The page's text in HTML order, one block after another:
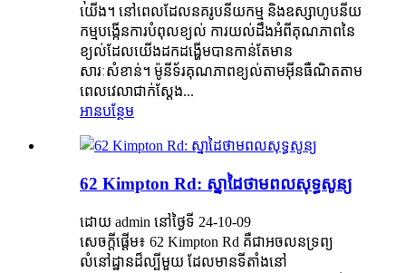
យើង។ នៅពេលដែលនគរូបនីយកម្ម និងឧស្សាហូបនីយ
កម្មបង្កើនការបំពុលខ្យល់ ការយល់ដឹងអំពីគុណភាពនៃ
ខ្យល់ដែលយើងដកដង្ហើមបានកាន់តែមាន
សារៈសំខាន់។ ម៉ូនីទ័រគុណភាពខ្យល់តាមអ៊ីនធឺណិតតាម
ពេលវេលាជាក់ស្តែង...
អានបន្ថែម
62 Kimpton Rd: ស្នាដៃថាមពលសុទ្ធសូន្យ
ដោយ admin នៅថ្ងៃទី 24-10-09
សេចក្តីផ្តើម៖ 62 Kimpton Rd គឺជាអចលនទ្រព្យ
លំនៅដ្ឋានដ៏ល្បីមួយ ដែលមានទីតាំងនៅ